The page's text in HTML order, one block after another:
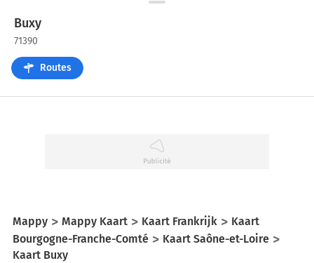
Buxy
71390
Routes
Mappy Mappy Kaart Kaart Frankrijk
Kaart
Bourgogne-Franche-Comté
Kaart Saône-et-Loire
Kaart Buxy